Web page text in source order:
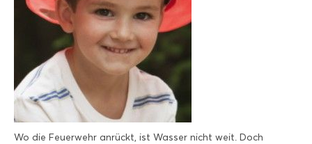
Wo die Feuerwehr anrückt, ist Wasser nicht weit. Doch